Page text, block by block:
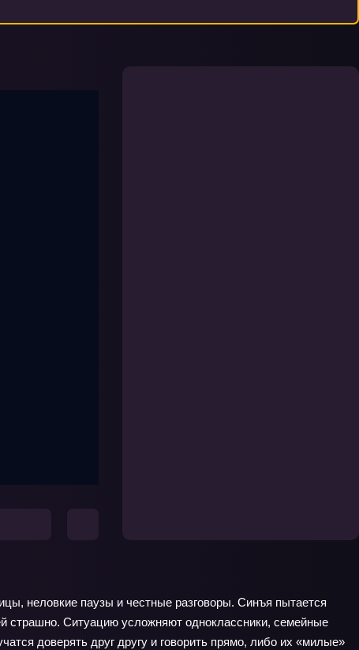
неловкие паузы и честные разговоры. Синъя пытается
страшно. Ситуацию усложняют одноклассники, семейные
доверять друг другу и говорить прямо, либо их «милые»